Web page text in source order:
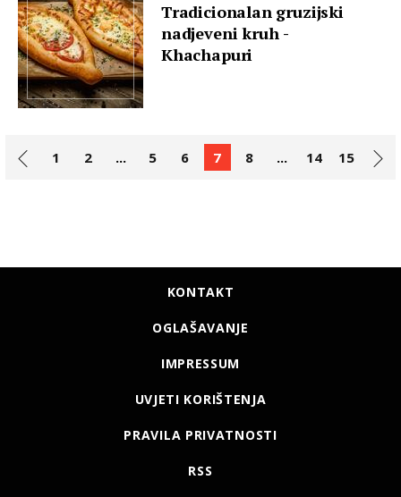
Tradicionalan gruzijski
nadjeveni kruh -
Khachapuri
1 2 ... 5 6 7 8 ... 14 15
KONTAKT
OGLAŠAVANJE
IMPRESSUM
UVJETI KORIŠTENJA
PRAVILA PRIVATNOSTI
RSS